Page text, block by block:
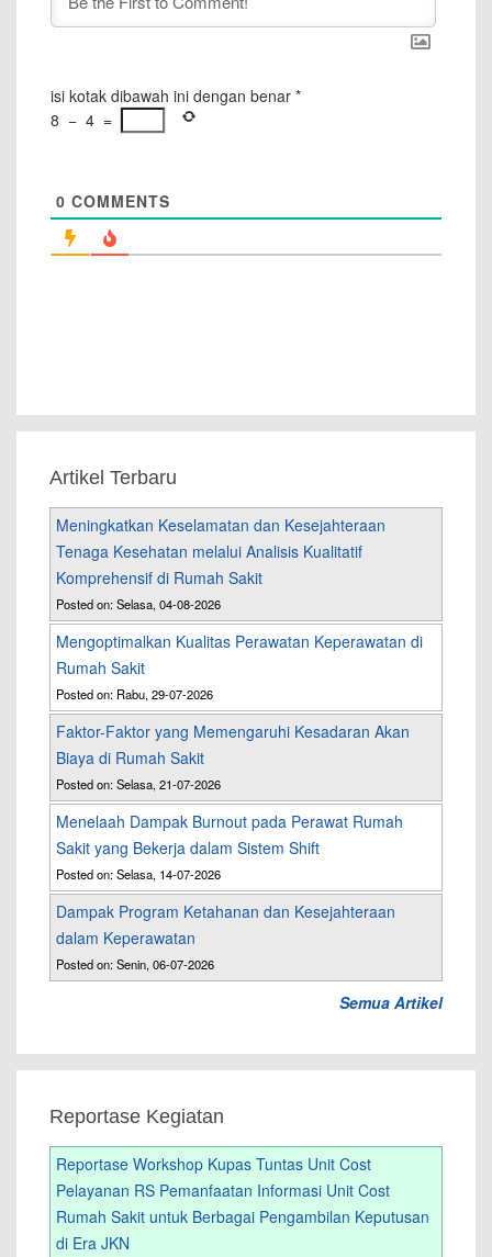
isi kotak dibawah ini dengan benar *
8 − 4 =
0 COMMENTS
Artikel Terbaru
Meningkatkan Keselamatan dan Kesejahteraan
Tenaga Kesehatan melalui Analisis Kualitatif
Komprehensif di Rumah Sakit
Posted on: Selasa, 04-08-2026
Mengoptimalkan Kualitas Perawatan Keperawatan di
Rumah Sakit
Posted on: Rabu, 29-07-2026
Faktor-Faktor yang Memengaruhi Kesadaran Akan
Biaya di Rumah Sakit
Posted on: Selasa, 21-07-2026
Menelaah Dampak Burnout pada Perawat Rumah
Sakit yang Bekerja dalam Sistem Shift
Posted on: Selasa, 14-07-2026
Dampak Program Ketahanan dan Kesejahteraan
dalam Keperawatan
Posted on: Senin, 06-07-2026
Semua Artikel
Reportase Kegiatan
Reportase Workshop Kupas Tuntas Unit Cost
Pelayanan RS Pemanfaatan Informasi Unit Cost
Rumah Sakit untuk Berbagai Pengambilan Keputusan
di Era JKN